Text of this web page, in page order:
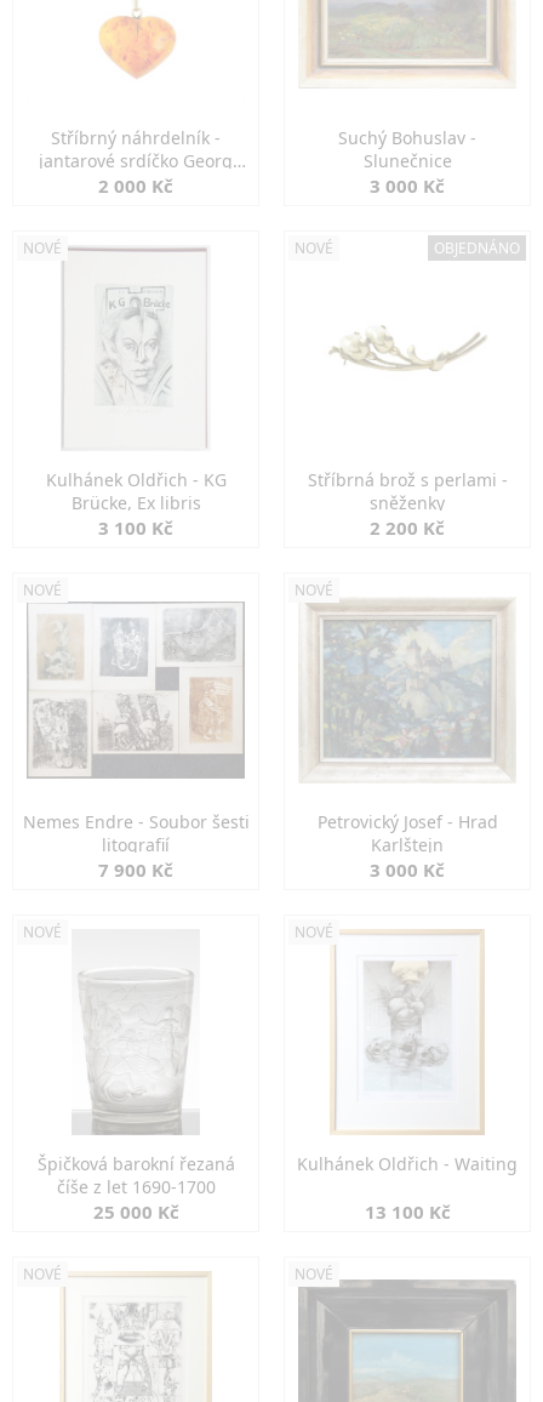
Stříbrný náhrdelník -
jantarové srdíčko Georg
Kramer
2 000 Kč
Suchý Bohuslav -
Slunečnice
3 000 Kč
NOVÉ
Kulhánek Oldřich - KG
Brücke, Ex libris
3 100 Kč
NOVÉ OBJEDNÁNO
Stříbrná brož s perlami -
sněženky
2 200 Kč
NOVÉ
Nemes Endre - Soubor šesti
litografií
7 900 Kč
NOVÉ
Petrovický Josef - Hrad
Karlštejn
3 000 Kč
NOVÉ
Špičková barokní řezaná
číše z let 1690-1700
25 000 Kč
NOVÉ
Kulhánek Oldřich - Waiting
13 100 Kč
NOVÉ NOVÉ